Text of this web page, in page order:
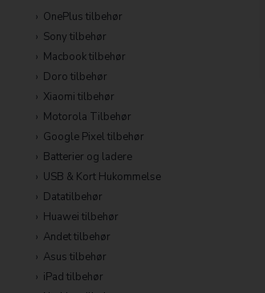
OnePlus tilbehør
Sony tilbehør
Macbook tilbehør
Doro tilbehør
Xiaomi tilbehør
Motorola Tilbehør
Google Pixel tilbehør
Batterier og ladere
USB & Kort Hukommelse
Datatilbehør
Huawei tilbehør
Andet tilbehør
Asus tilbehør
iPad tilbehør